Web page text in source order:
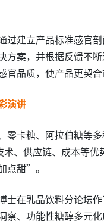
过建立产品标准感官
方案，并根据反馈不
品质，使产品更契合
演讲
零卡糖、阿拉伯糖等
、供应链、成本等
点甜”。
士在乳品饮料分论坛
察、功能性糖醇多元